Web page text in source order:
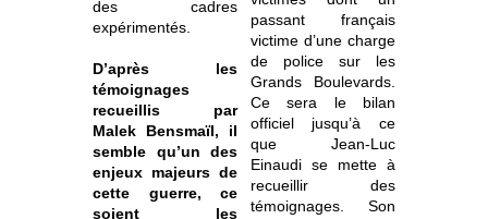
des cadres
expérimentés.
D’après les
témoignages
recueillis par
Malek Bensmaïl, il
semble qu’un des
enjeux majeurs de
cette guerre, ce
soient les
passant français
victime d’une charge
de police sur les
Grands Boulevards.
Ce sera le bilan
officiel jusqu’à ce
que Jean-Luc
Einaudi se mette à
recueillir des
témoignages. Son